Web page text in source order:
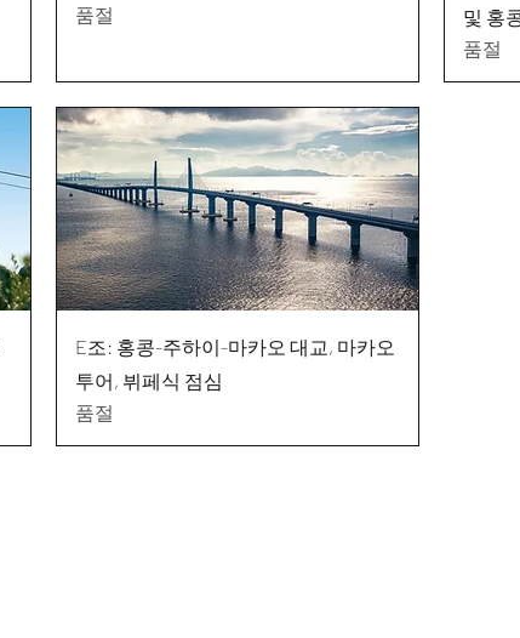
품절
및 홍
품절
E조: 홍콩-주하이-마카오 대교, 마카오
투어, 뷔페식 점심
품절